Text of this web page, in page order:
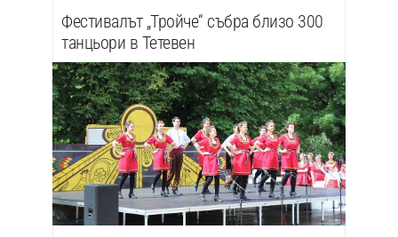
Фестивалът „Тройче“ събра близо 300
танцьори в Тетевен